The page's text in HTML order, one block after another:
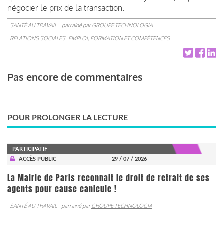
négocier le prix de la transaction.
SANTÉ AU TRAVAIL parrainé parGROUPE TECHNOLOGIA
RELATIONS SOCIALES EMPLOI, FORMATION ET COMPÉTENCES
Pas encore de commentaires
POUR PROLONGER LA LECTURE
PARTICIPATIF
ACCÈS PUBLIC
29 / 07 / 2026
La Mairie de Paris reconnait le droit de retrait de ses
agents pour cause canicule !
SANTÉ AU TRAVAIL parrainé parGROUPE TECHNOLOGIA